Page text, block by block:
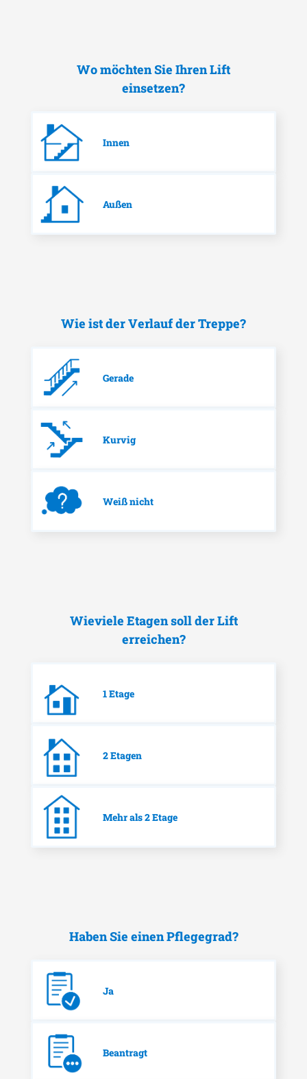
Wo möchten Sie Ihren Lift
einsetzen?
Innen
Außen
Wie ist der Verlauf der Treppe?
Gerade
Kurvig
Weiß nicht
Wieviele Etagen soll der Lift
erreichen?
1 Etage
2 Etagen
Mehr als 2 Etage
Haben Sie einen Pflegegrad?
Ja
Beantragt